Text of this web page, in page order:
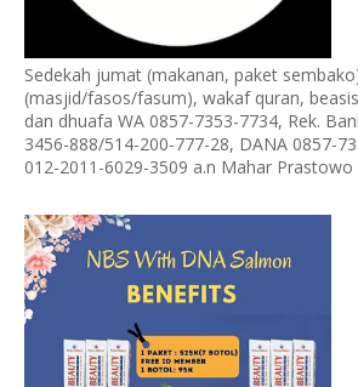
Sedekah jumat (makanan, paket
(masjid/fasos/fasum), wakaf quran,
dan dhuafa WA 0857-7353-7734, Rek.
3456-888/514-200-777-28, DANA 0857-
012-2011-6029-3509 a.n Mahar Prastowo